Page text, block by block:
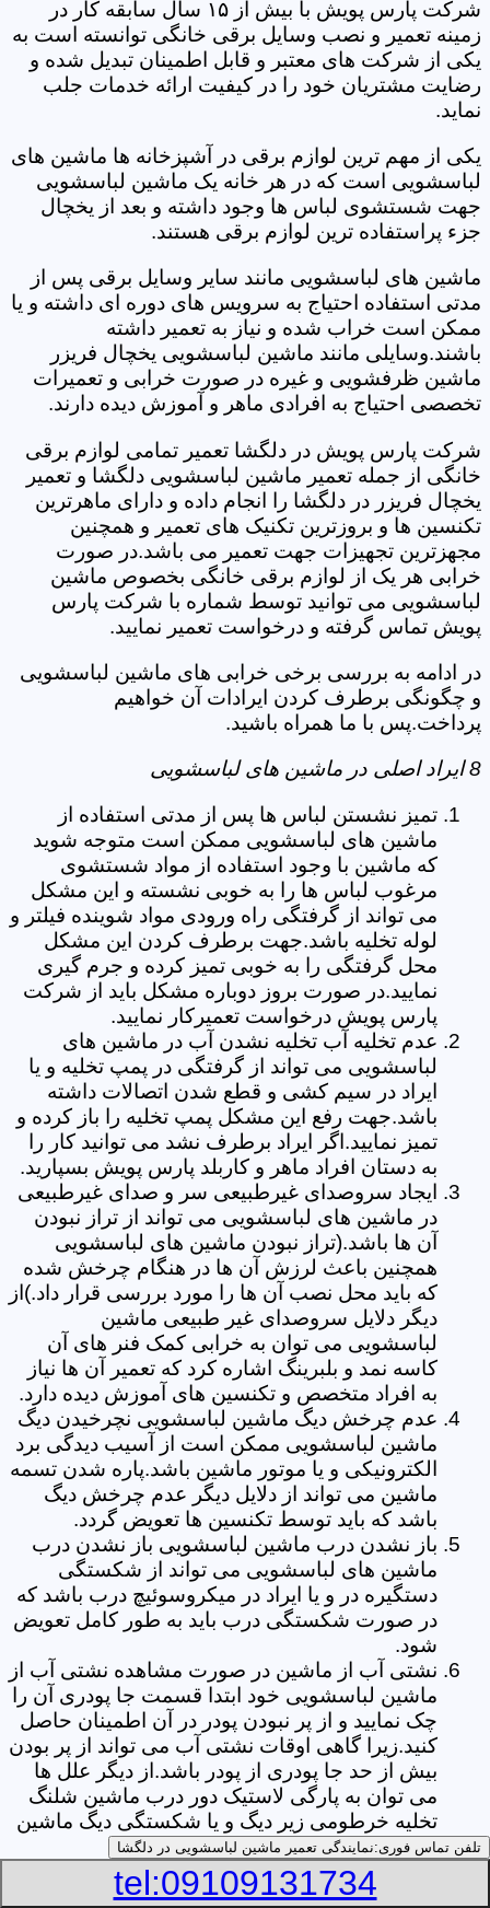
شرکت پارس پویش با بیش از ۱۵ سال سابقه کار در
زمینه تعمیر و نصب وسایل برقی خانگی توانسته است به
یکی از شرکت های معتبر و قابل اطمینان تبدیل شده و
رضایت مشتریان خود را در کیفیت ارائه خدمات جلب
نماید.
یکی از مهم ترین لوازم برقی در آشپزخانه ها ماشین های
لباسشویی است که در هر خانه یک ماشین لباسشویی
جهت شستشوی لباس ها وجود داشته و بعد از یخچال
جزء پراستفاده ترین لوازم برقی هستند.
ماشین های لباسشویی مانند سایر وسایل برقی پس از
مدتی استفاده احتیاج به سرویس های دوره ای داشته و یا
ممکن است خراب شده و نیاز به تعمیر داشته
باشند.وسایلی مانند ماشین لباسشویی یخچال فریزر
ماشین ظرفشویی و غیره در صورت خرابی و تعمیرات
تخصصی احتیاج به افرادی ماهر و آموزش دیده دارند.
شرکت پارس پویش در دلگشا تعمیر تمامی لوازم برقی
خانگی از جمله تعمیر ماشین لباسشویی دلگشا و تعمیر
یخچال فریزر در دلگشا را انجام داده و دارای ماهرترین
تکنسین ها و بروزترین تکنیک های تعمیر و همچنین
مجهزترین تجهیزات جهت تعمیر می باشد.در صورت
خرابی هر یک از لوازم برقی خانگی بخصوص ماشین
لباسشویی می توانید توسط شماره با شرکت پارس
پویش تماس گرفته و درخواست تعمیر نمایید.
در ادامه به بررسی برخی خرابی های ماشین لباسشویی
و چگونگی برطرف کردن ایرادات آن خواهیم
پرداخت.پس با ما همراه باشید.
8 ایراد اصلی در ماشین های لباسشویی
تمیز نشستن لباس ها پس از مدتی استفاده از
ماشین های لباسشویی ممکن است متوجه شوید
که ماشین با وجود استفاده از مواد شستشوی
مرغوب لباس ها را به خوبی نشسته و این مشکل
می تواند از گرفتگی راه ورودی مواد شوینده فیلتر و
لوله تخلیه باشد.جهت برطرف کردن این مشکل
محل گرفتگی را به خوبی تمیز کرده و جرم گیری
نمایید.در صورت بروز دوباره مشکل باید از شرکت
پارس پویش درخواست تعمیرکار نمایید.
عدم تخلیه آب تخلیه نشدن آب در ماشین های
لباسشویی می تواند از گرفتگی در پمپ تخلیه و یا
ایراد در سیم کشی و قطع شدن اتصالات داشته
باشد.جهت رفع این مشکل پمپ تخلیه را باز کرده و
تمیز نمایید.اگر ایراد برطرف نشد می توانید کار را
به دستان افراد ماهر و کاربلد پارس پویش بسپارید.
ایجاد سروصدای غیرطبیعی سر و صدای غیرطبیعی
در ماشین های لباسشویی می تواند از تراز نبودن
آن ها باشد.(تراز نبودن ماشین های لباسشویی
همچنین باعث لرزش آن ها در هنگام چرخش شده
که باید محل نصب آن ها را مورد بررسی قرار داد.)از
دیگر دلایل سروصدای غیر طبیعی ماشین
لباسشویی می توان به خرابی کمک فنر های آن
کاسه نمد و بلبرینگ اشاره کرد که تعمیر آن ها نیاز
به افراد متخصص و تکنسین های آموزش دیده دارد.
عدم چرخش دیگ ماشین لباسشویی نچرخیدن دیگ
ماشین لباسشویی ممکن است از آسیب دیدگی برد
الکترونیکی و یا موتور ماشین باشد.پاره شدن تسمه
ماشین می تواند از دلایل دیگر عدم چرخش دیگ
باشد که باید توسط تکنسین ها تعویض گردد.
باز نشدن درب ماشین لباسشویی باز نشدن درب
ماشین های لباسشویی می تواند از شکستگی
دستگیره در و یا ایراد در میکروسوئیچ درب باشد که
در صورت شکستگی درب باید به طور کامل تعویض
شود.
نشتی آب از ماشین در صورت مشاهده نشتی آب از
ماشین لباسشویی خود ابتدا قسمت جا پودری آن را
چک نمایید و از پر نبودن پودر در آن اطمینان حاصل
کنید.زیرا گاهی اوقات نشتی آب می تواند از پر بودن
بیش از حد جا پودری از پودر باشد.از دیگر علل ها
می توان به پارگی لاستیک دور درب ماشین شلنگ
تخلیه خرطومی زیر دیگ و یا شکستگی دیگ ماشین
های لباسشویی اشاره کرد.
خشک نکردن لباس ها یکی از بیشترین علل های
خشک نکردن لباس ها توسط ماشین های
تلفن تماس فوری:نمایندگی تعمیر ماشین لباسشویی در دلگشا
tel:09109131734